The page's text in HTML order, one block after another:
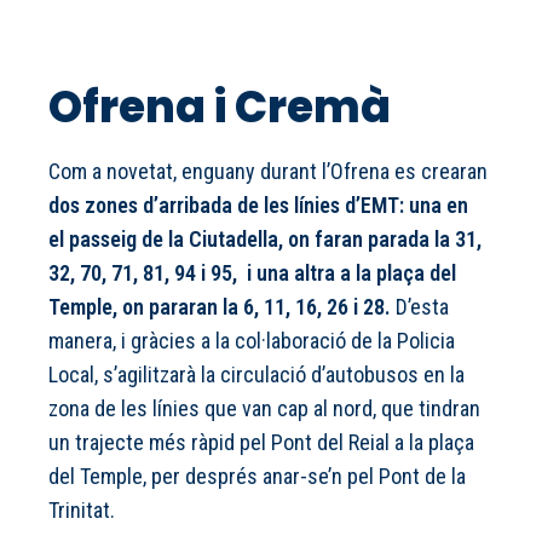
Ofrena i Cremà
Com a novetat, enguany durant l’Ofrena es crearan
dos zones d’arribada de les línies d’EMT: una en
el passeig de la Ciutadella, on faran parada la 31,
32, 70, 71, 81, 94 i 95, i una altra a la plaça del
Temple, on pararan la 6, 11, 16, 26 i 28. D’esta
manera, i gràcies a la col·laboració de la Policia
Local, s’agilitzarà la circulació d’autobusos en la
zona de les línies que van cap al nord, que tindran
un trajecte més ràpid pel Pont del Reial a la plaça
del Temple, per després anar-se’n pel Pont de la
Trinitat.